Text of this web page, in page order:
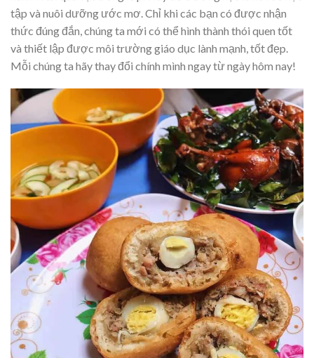
tập và nuôi dưỡng ước mơ. Chỉ khi các bạn có được nhận
thức đúng đắn, chúng ta mới có thể hình thành thói quen tốt
và thiết lập được môi trường giáo dục lành mạnh, tốt đẹp.
Mỗi chúng ta hãy thay đổi chính mình ngay từ ngày hôm nay!